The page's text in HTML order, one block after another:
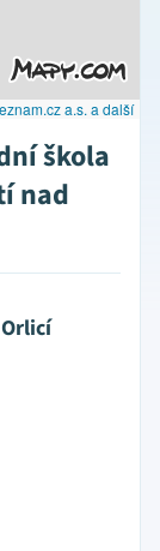
a.s. a další
škola
nad